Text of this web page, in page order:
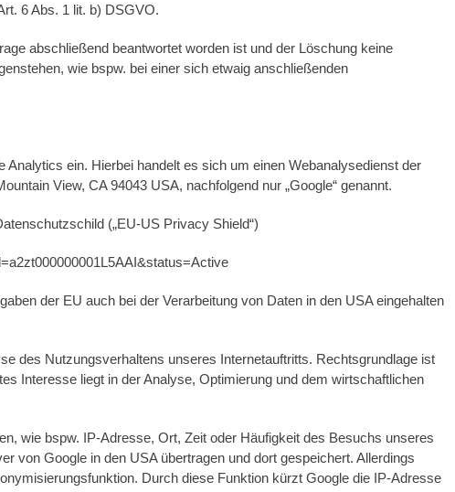
6 Abs. 1 lit. b) DSGVO.
abschließend beantwortet worden ist und der Löschung keine
wie bspw. bei einer sich etwaig anschließenden
Analytics ein. Hierbei handelt es sich um einen Webanalysedienst der
View, CA 94043 USA, nachfolgend nur „Google“ genannt.
(„EU-US Privacy Shield“)
der EU auch bei der Verarbeitung von Daten in den USA eingehalten
des Nutzungsverhaltens unseres Internetauftritts. Rechtsgrundlage ist
Interesse liegt in der Analyse, Optimierung und dem wirtschaftlichen
wie bspw. IP-Adresse, Ort, Zeit oder Häufigkeit des Besuchs unseres
von Google in den USA übertragen und dort gespeichert. Allerdings
Durch diese Funktion kürzt Google die IP-Adresse